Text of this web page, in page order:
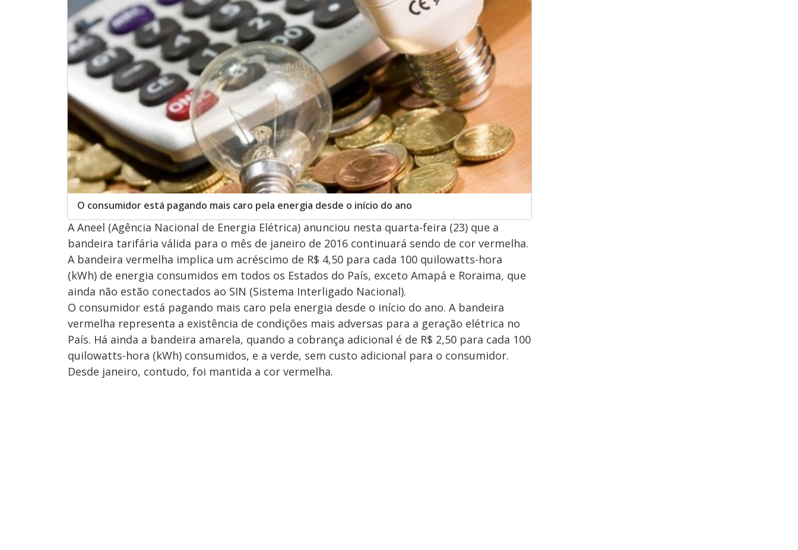
O consumidor está pagando mais caro pela energia desde o início do ano
A Aneel (Agência Nacional de Energia Elétrica) anunciou nesta quarta-feira (23) que a
bandeira tarifária válida para o mês de janeiro de 2016 continuará sendo de cor vermelha.
A bandeira vermelha implica um acréscimo de R$ 4,50 para cada 100 quilowatts-hora
(kWh) de energia consumidos em todos os Estados do País, exceto Amapá e Roraima, que
ainda não estão conectados ao SIN (Sistema Interligado Nacional).
O consumidor está pagando mais caro pela energia desde o início do ano. A bandeira
vermelha representa a existência de condições mais adversas para a geração elétrica no
País. Há ainda a bandeira amarela, quando a cobrança adicional é de R$ 2,50 para cada 100
quilowatts-hora (kWh) consumidos, e a verde, sem custo adicional para o consumidor.
Desde janeiro, contudo, foi mantida a cor vermelha.